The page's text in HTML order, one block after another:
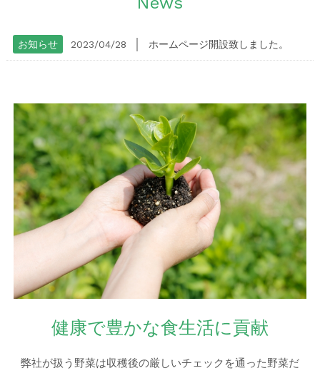
お知らせ 2023/04/28 ホームページ開設致しました。
健康で豊かな食生活に貢献
弊社が扱う野菜は収穫後の厳しいチェックを通った野菜だ